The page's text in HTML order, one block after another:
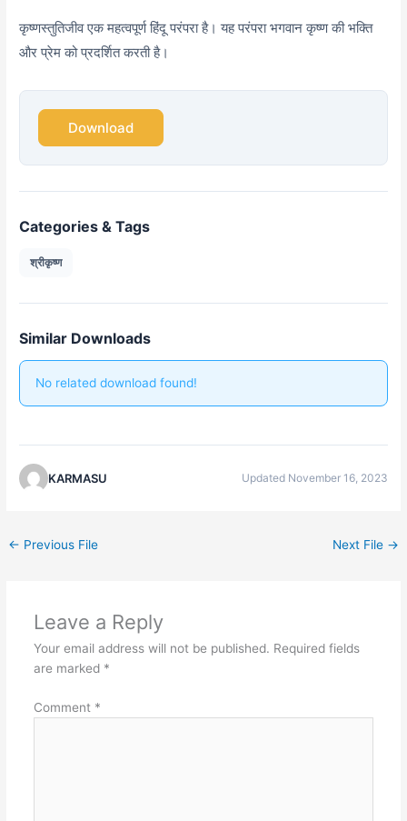
कृष्णस्तुतिजीव एक महत्वपूर्ण हिंदू परंपरा है। यह परंपरा भगवान कृष्ण की भक्ति
और प्रेम को प्रदर्शित करती है।
Download
Categories & Tags
श्रीकृष्ण
Similar Downloads
No related download found!
KARMASU Updated November 16, 2023
← Previous File Next File →
Leave a Reply
Your email address will not be published. Required fields
are marked *
Comment *